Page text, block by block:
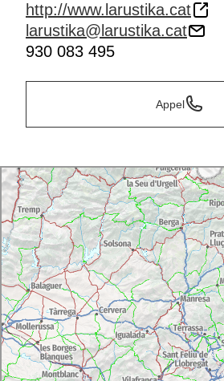
http://www.larustika.cat
larustika@larustika.cat
930 083 495
Appel